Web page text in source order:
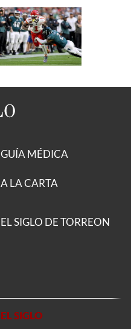
GUÍA MÉDICA
A LA CARTA
EL SIGLO DE TORREON
EL SIGLO